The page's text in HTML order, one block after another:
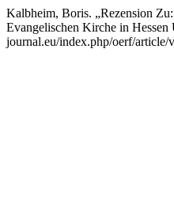
Kalbheim, Boris. „Rezension
Evangelischen Kirche in
journal.eu/index.php/oerf/article/